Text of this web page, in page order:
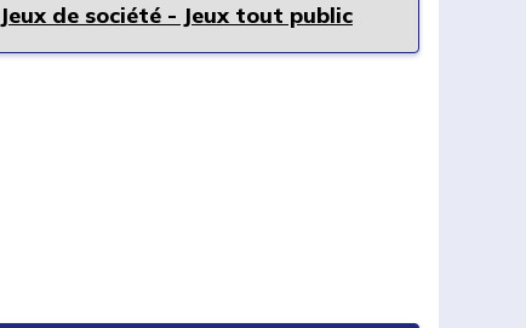
Jeux de société - Jeux tout public